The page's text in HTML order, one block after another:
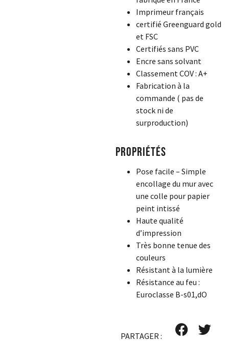
Imprimeur français
certifié Greenguard gold
et FSC
Certifiés sans PVC
Encre sans solvant
Classement COV : A+
Fabrication à la
commande ( pas de
stock ni de
surproduction)
Propriétés
Pose facile – Simple
encollage du mur avec
une colle pour papier
peint intissé
Haute qualité
d’impression
Très bonne tenue des
couleurs
Résistant à la lumière
Résistance au feu :
Euroclasse B-s01,dO
PARTAGER :